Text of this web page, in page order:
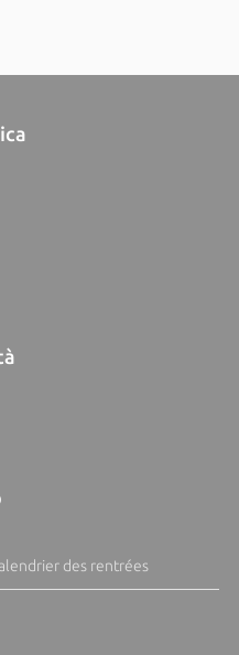
des rentrées